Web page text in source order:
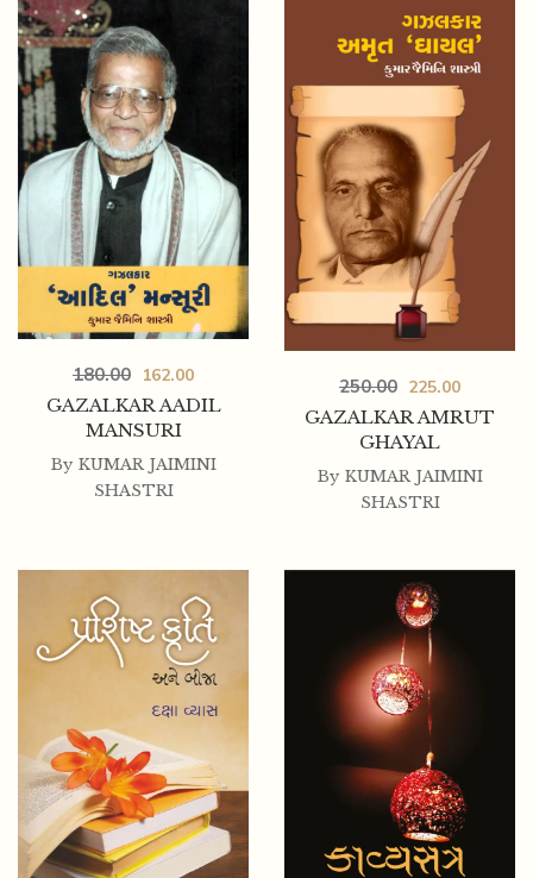
GAZALKAR AADIL
MANSURI
180.00 162.00
By KUMAR JAIMINI
SHASTRI
GAZALKAR AMRUT
GHAYAL
250.00 225.00
By KUMAR JAIMINI
SHASTRI